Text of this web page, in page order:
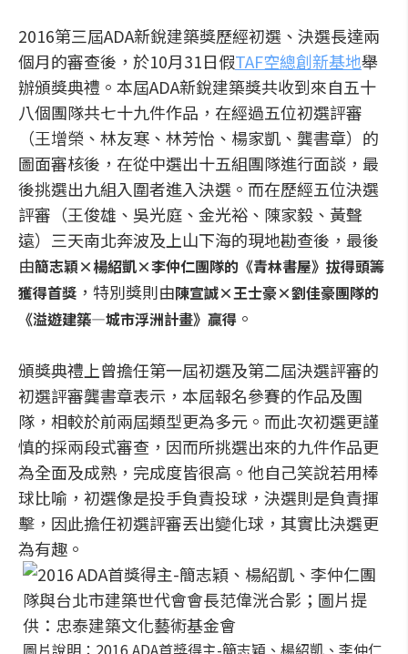
2016第三屆ADA新銳建築獎歷經初選、決選長達兩
個月的審查後，於10月31日假TAF空總創新基地舉
辦頒獎典禮。本屆ADA新銳建築獎共收到來自五十
八個團隊共七十九件作品，在經過五位初選評審
（王增榮、林友寒、林芳怡、楊家凱、龔書章）的
圖面審核後，在從中選出十五組團隊進行面談，最
後挑選出九組入圍者進入決選。而在歷經五位決選
評審（王俊雄、吳光庭、金光裕、陳家毅、黃聲
遠）三天南北奔波及上山下海的現地勘查後，最後
由簡志穎×楊紹凱×李仲仁團隊的《青林書屋》 拔得頭籌
獲得首獎 ，特別獎則由陳宣誠×王士豪×劉佳豪團隊的
《溢遊建築—城市浮洲計畫》贏得 。
頒獎典禮上曾擔任第一屆初選及第二屆決選評審的
初選評審龔書章表示，本屆報名參賽的作品及團
隊，相較於前兩屆類型更為多元。而此次初選更謹
慎的採兩段式審查，因而所挑選出來的九件作品更
為全面及成熟，完成度皆很高。他自己笑說若用棒
球比喻，初選像是投手負責投球，決選則是負責揮
擊，因此擔任初選評審丟出變化球，其實比決選更
為有趣。
圖片說明：2016 ADA首獎得主-簡志穎、楊紹凱、李仲仁